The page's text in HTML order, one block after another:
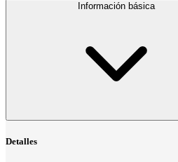
Información básica
Detalles